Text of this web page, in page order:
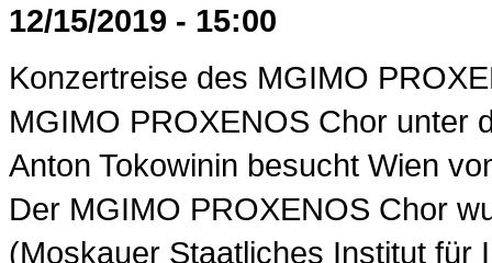
12/15/2019 - 15:00
Konzertreise des MGIMO
MGIMO PROXENOS Chor unter
Anton Tokowinin besucht Wien
Der MGIMO PROXENOS Chor
(Moskauer Staatliches Institut für